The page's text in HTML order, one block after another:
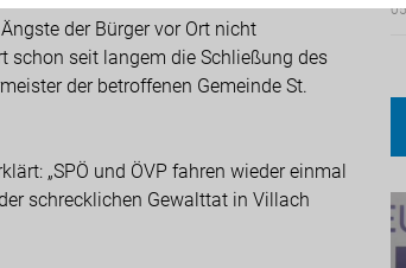
der Bürger vor Ort nicht
schon seit langem die Schließung des
der betroffenen Gemeinde St.
„SPÖ und ÖVP fahren wieder einmal
schrecklichen Gewalttat in Villach